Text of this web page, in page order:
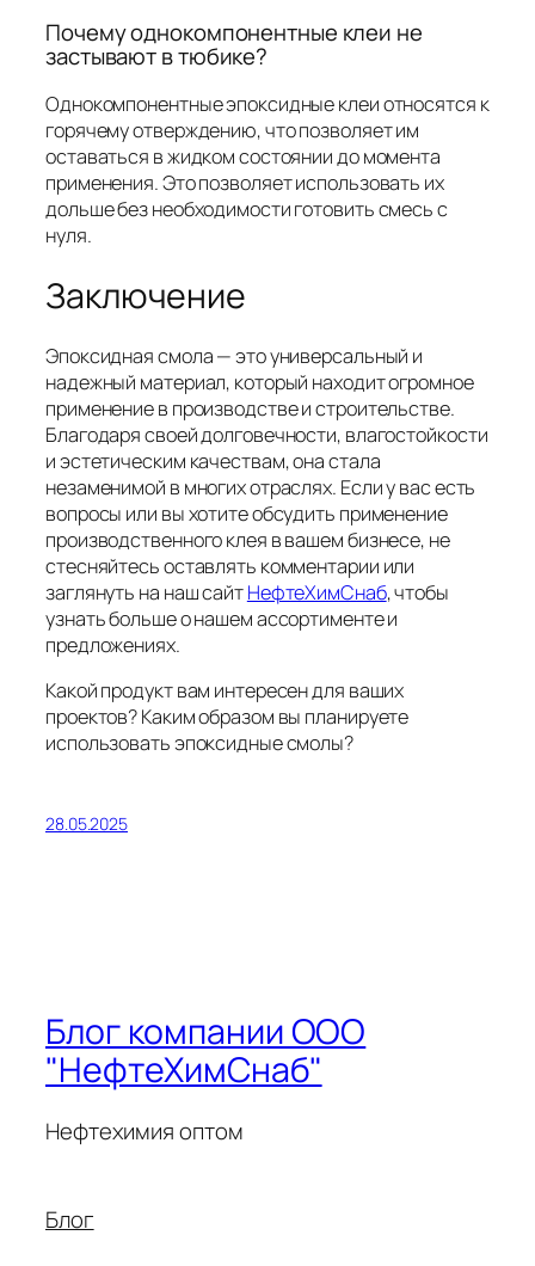
Почему однокомпонентные клеи не
застывают в тюбике?
Однокомпонентные эпоксидные клеи относятся к
горячему отверждению, что позволяет им
оставаться в жидком состоянии до момента
применения. Это позволяет использовать их
дольше без необходимости готовить смесь с
нуля.
Заключение
Эпоксидная смола — это универсальный и
надежный материал, который находит огромное
применение в производстве и строительстве.
Благодаря своей долговечности, влагостойкости
и эстетическим качествам, она стала
незаменимой в многих отраслях. Если у вас есть
вопросы или вы хотите обсудить применение
производственного клея в вашем бизнесе, не
стесняйтесь оставлять комментарии или
заглянуть на наш сайтНефтеХимСнаб, чтобы
узнать больше о нашем ассортименте и
предложениях.
Какой продукт вам интересен для ваших
проектов? Каким образом вы планируете
использовать эпоксидные смолы?
28.05.2025
Блог компании ООО
"НефтеХимСнаб"
Нефтехимия оптом
Блог